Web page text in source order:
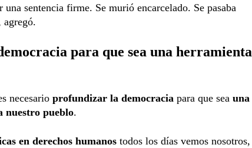
una sentencia firme. Se murió encarcelado. Se pasaba
agregó.
para que sea una herramienta
necesario profundizar la democracia para que sea una
nuestro pueblo.
en derechos humanos todos los días vemos nosotros,